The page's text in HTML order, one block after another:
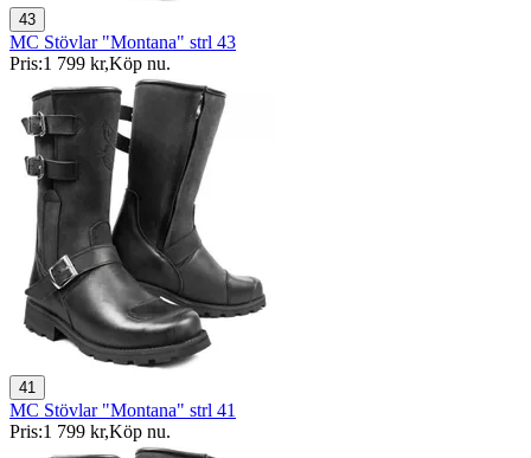
43
MC Stövlar "Montana" strl 43
Pris:1 799 kr,Köp nu.
41
MC Stövlar "Montana" strl 41
Pris:1 799 kr,Köp nu.